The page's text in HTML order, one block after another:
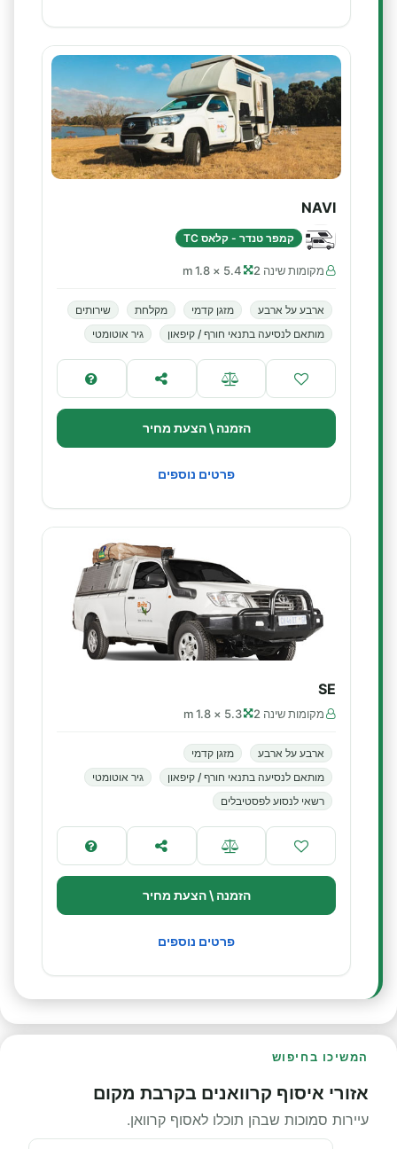
NAVI
קמפר טנדר - קלאס TC
מקומות שינה 2 5.4 × 1.8 m
ארבע על ארבע מזגן קדמי מקלחת
שירותים
מותאם לנסיעה בתנאי חורף / קיפאון
גיר אוטומטי
הזמנה \ הצעת מחיר
פרטים נוספים
SE
מקומות שינה 2 5.3 × 1.8 m
ארבע על ארבע
מזגן קדמי
מותאם לנסיעה בתנאי חורף / קיפאון
גיר אוטומטי
רשאי לנסוע לפסטיבלים
הזמנה \ הצעת מחיר
פרטים נוספים
המשיכו בחיפוש
אזורי איסוף קרוואנים בקרבת מקום
עיירות סמוכות שבהן תוכלו לאסוף קרוואן.